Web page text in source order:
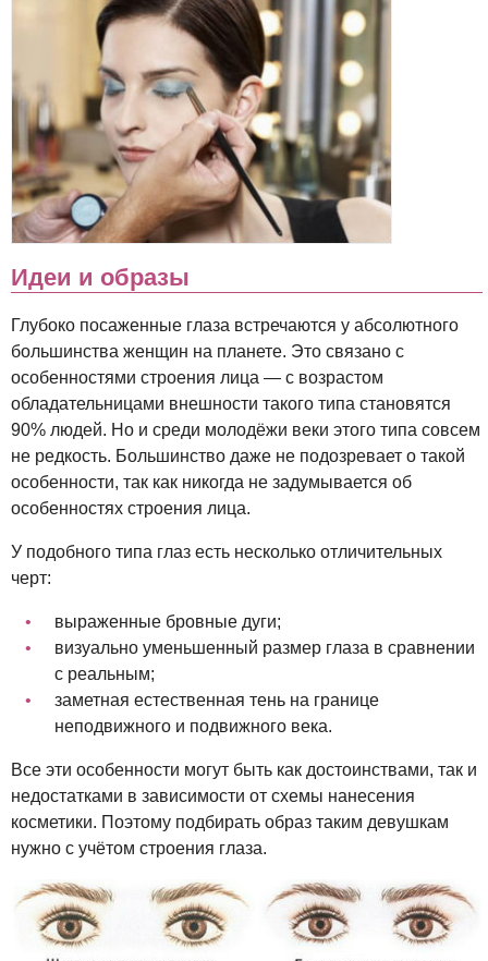
Идеи и образы
Глубоко посаженные глаза встречаются у абсолютного
большинства женщин на планете. Это связано с
особенностями строения лица — с возрастом
обладательницами внешности такого типа становятся
90% людей. Но и среди молодёжи веки этого типа совсем
не редкость. Большинство даже не подозревает о такой
особенности, так как никогда не задумывается об
особенностях строения лица.
У подобного типа глаз есть несколько отличительных
черт:
выраженные бровные дуги;
визуально уменьшенный размер глаза в сравнении
с реальным;
заметная естественная тень на границе
неподвижного и подвижного века.
Все эти особенности могут быть как достоинствами, так и
недостатками в зависимости от схемы нанесения
косметики. Поэтому подбирать образ таким девушкам
нужно с учётом строения глаза.